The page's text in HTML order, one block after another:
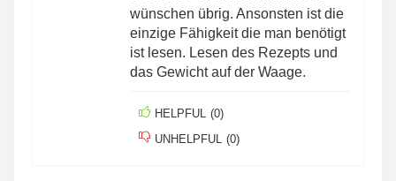
wünschen übrig. Ansonsten ist die
einzige Fähigkeit die man benötigt
ist lesen. Lesen des Rezepts und
das Gewicht auf der Waage.
HELPFUL (0)
UNHELPFUL
(0)